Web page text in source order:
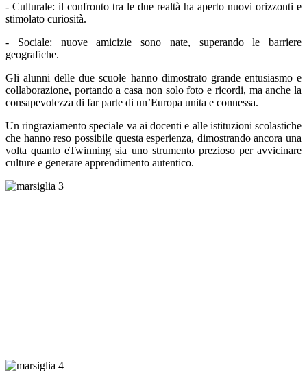
- Culturale: il confronto tra le due realtà ha aperto nuovi orizzonti e
stimolato curiosità.
- Sociale: nuove amicizie sono nate, superando le barriere
geografiche.
Gli alunni delle due scuole hanno dimostrato grande entusiasmo e
collaborazione, portando a casa non solo foto e ricordi, ma anche la
consapevolezza di far parte di un’Europa unita e connessa.
Un ringraziamento speciale va ai docenti e alle istituzioni scolastiche
che hanno reso possibile questa esperienza, dimostrando ancora una
volta quanto eTwinning sia uno strumento prezioso per avvicinare
culture e generare apprendimento autentico.